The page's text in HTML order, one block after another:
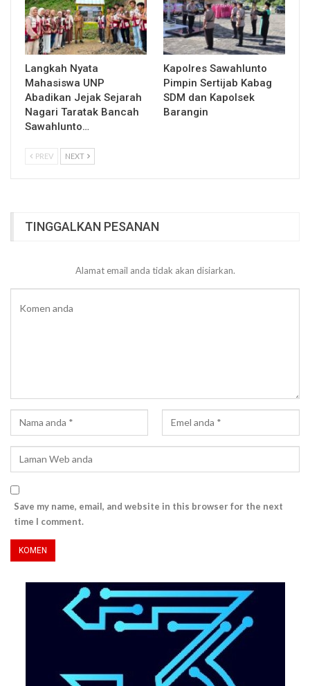
Langkah Nyata
Mahasiswa UNP
Abadikan Jejak Sejarah
Nagari Taratak Bancah
Sawahlunto…
Kapolres Sawahlunto
Pimpin Sertijab Kabag
SDM dan Kapolsek
Barangin
PREV NEXT
TINGGALKAN PESANAN
Alamat email anda tidak akan disiarkan.
Save my name, email, and website in this browser for the next
time I comment.